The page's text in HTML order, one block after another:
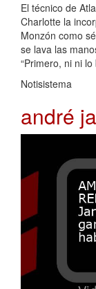
El técnico de
Charlotte la
Monzón como
se lava las
“Primero, ni ni
Notisistema
andré